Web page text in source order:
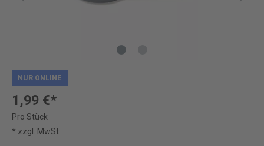
NUR ONLINE
1,99 €*
Pro Stück
* zzgl. MwSt.